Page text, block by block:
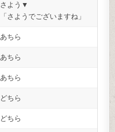
さよう▼
「さようでございますね」
あちら
あちら
あちら
どちら
どちら